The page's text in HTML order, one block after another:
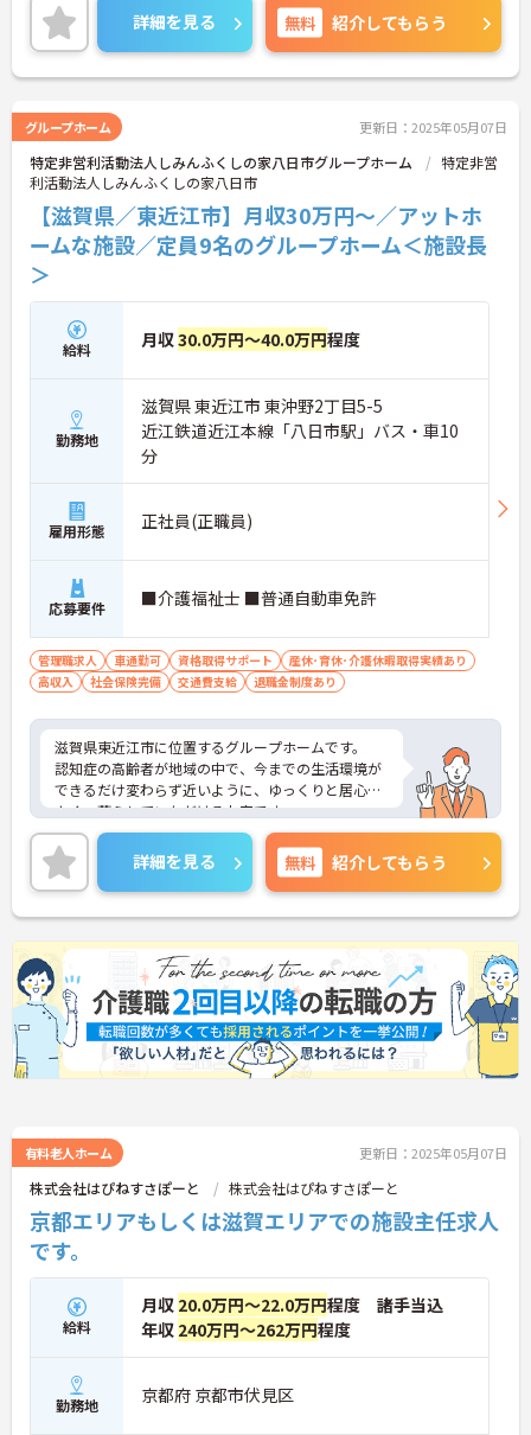
と多く、プライベートの時間も確保しやすいです。
福利厚生も充実しており、安心して長くお勤めいた
だけます。ご興味のある方には、面接対策ポイント
など、さらに詳細をお話しいたしますのでお気軽に
詳細を見る 無料 紹介してもらう
グループホーム 更新日：2025年05月07日
特定非営利活動法人しみんふくしの家八日市グループホーム
特定非営
利活動法人しみんふくしの家八日市
【滋賀県／東近江市】月収30万円～／アットホ
ームな施設／定員9名のグループホーム＜施設長
＞
給料 月収30.0万円～40.0万円程度
勤務地
滋賀県 東近江市 東沖野2丁目5-5
近江鉄道近江本線「八日市駅」バス・車10
分
雇用形態 正社員(正職員)
応募要件 ■介護福祉士 ■普通自動車免許
管理職求人 車通勤可 資格取得サポート
産休･育休･介護休暇取得実績あり
高収入
社会保険完備 交通費支給 退職金制度あり
滋賀県東近江市に位置するグループホームです。
認知症の高齢者が地域の中で、今までの生活環境が
できるだけ変わらず近いように、ゆっくりと居心地
よく、暮らしていただけるお家です。
これまでのご経験、資格を活かして即戦力としてご
活躍いただけます。
ご興味ある方には、面接対策ポイントなど、さらに
詳細をお話しいたしますのでお気軽にご相談くださ
い！
詳細を見る 無料 紹介してもらう
有料老人ホーム 更新日：2025年05月07日
株式会社はぴねすさぽーと 株式会社はぴねすさぽーと
京都エリアもしくは滋賀エリアでの施設主任求人
です。
給料
月収 20.0万円～22.0万円程度 諸手当込
年収 240万円～262万円程度
勤務地 京都府 京都市伏見区